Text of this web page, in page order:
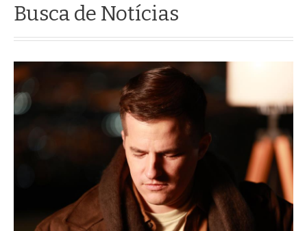
Busca de Notícias